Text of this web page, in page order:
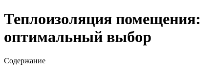
Теплоизоляция помещения:
оптимальный выбор
Содержание